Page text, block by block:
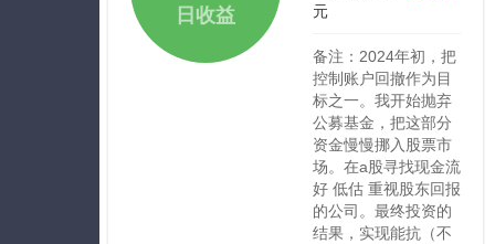
日收益
元
备注：2024年初，把
控制账户回撤作为目
标之一。我开始抛弃
公募基金，把这部分
资金慢慢挪入股票市
场。在a股寻找现金流
好 低估 重视股东回报
的公司。最终投资的
结果，实现能抗（不